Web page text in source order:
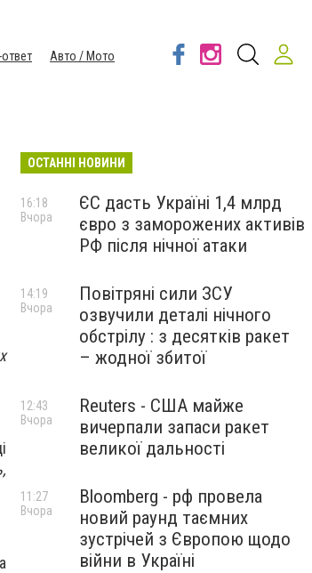
Авто / Мото
ОСТАННІ НОВИНИ
ЄС дасть Україні 1,4 млрд
євро з заморожених активів
РФ після нічної атаки
16:18
Вчора
Повітряні сили ЗСУ
озвучили деталі нічного
обстрілу : з десятків ракет
– жодної збитої
14:19
Вчора
Reuters - США майже
вичерпали запаси ракет
великої дальності
12:43
Вчора
Bloomberg - рф провела
новий раунд таємних
зустрічей з Європою щодо
війни в Україні
11:27
Вчора